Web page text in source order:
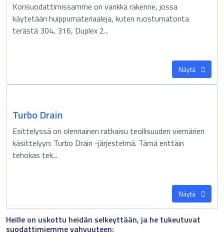
Korisuodattimissamme on vankka rakenne, jossa
käytetään huippumateriaaleja, kuten ruostumatonta
terästä 304, 316, Duplex 2...
Näytä
Turbo Drain
Esittelyssä on olennainen ratkaisu teollisuuden viemärien
käsittelyyn: Turbo Drain -järjestelmä. Tämä erittäin
tehokas tek...
Näytä
Heille on uskottu heidän selkeyttään, ja he tukeutuvat
suodattimiemme vahvuuteen: